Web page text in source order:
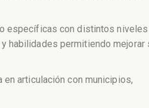
específicas con distintos
habilidades permitiendo mejorar
articulación con municipios,